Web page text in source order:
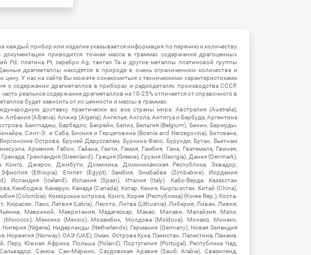
каждый прибор или изделие указывается информация по перечню и количеству
приводится точная масса в граммах содержания драгоценных
Pd, платина Pt, серебро Ag, тантал Ta и другие металлы платиновой группы
драгметаллы находятся в природе в очень ограниченном количестве и
У нас на сайте Вы можете ознакомиться с техническими характеристиками
о содержании драгметаллов в приборах и радиодеталях производства СССР.
реальное содержание драгметаллов на 10-25% отличается от справочного в
будет зависить от их ценности и массы в граммах.
доставку практически во все страны мира: Австралия (Australia),
Албания (Albania), Алжир (Algeria), Ангилья, Ангола, Антигуа и Барбуда, Аргентина
Бангладеш, Барбадос, Бахрейн, Белиз, Бельгия (Belgium), Бенин, Бермуды,
Синт-Э. и Саба, Босния и Герцеговина (Bosnia and Herzegovina), Ботсвана,
Острова, Бруней Даруссалам, Буркина Фасо, Бурунди, Бутан, Вьетнам
Армения, Габон, Гайана, Гаити, Гамия, Гамбия, Гана, Гватемала, Гвинея,
Гренландия (Greenland), Греция (Greece), Грузия (Georgia), Дания (Denmark),
Конго, Джерси, Джибути, Доминика, Доминиканская Республика, Эквадор,
(Ethiopia), Египет (Egypt), Замбия, Зимбабве (Zimbabwe), Иордания
Исландия (Iceland), Испания (Spain), Италия (Italy), Кабо-Верде, Казахстан
Камбоджа, Камерун, Канада (Canada), Катар, Кения, Кыргызстан, Китай (China),
(Colombia), Коморские острова, Конго, Корея (Республика) (Korea Rep.), Коста-
Кюрасао, Лаос, Латвия (Latvia), Лесото, Литва (Lithuania), Либерия, Ливан, Ливия,
Маврикий, Мавритания, Мадагаскар, Макао, Малави, Малайзия, Мали,
Мексика (Mexico), Мозамбик, Молдова (Moldova), Монако, Монако,
(Nigeria), Нидерланды (Netherlands), Германия (Germany), Новая Зеландия
Норвегия (Norway), ОАЭ (UAE), Оман, Острова Кука, Пакистан, Палестина, Панама,
Перу, Южная Африка, Польша (Poland), Португалия (Portugal), Республика Чад,
Самоа, Сан-Марино, Саудовская Аравия (Saudi Arabia), Свазиленд,